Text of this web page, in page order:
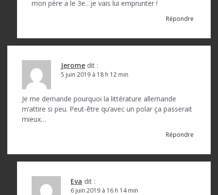
mon père a le 3e…je vais lui emprunter !
Répondre
Jerome dit :
5 juin 2019 à 18 h 12 min
Je me demande pourquoi la littérature allemande
m’attire si peu. Peut-être qu’avec un polar ça passerait
mieux…
Répondre
Eva dit :
6 juin 2019 à 16 h 14 min